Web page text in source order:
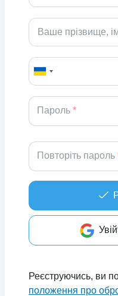
Ваше прізвище,
Пароль
Повторіть пароль
Реєструючись, ви
положення про